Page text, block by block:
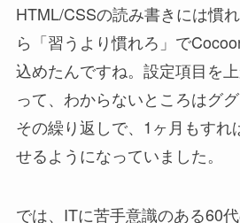
HTML/CSSの読み書きには慣
ら「習うより慣れろ」で
込めたんですね。設定項目を
って、わからないところはググ
その繰り返しで、1ヶ月もすれ
せるようになっていました。
では、ITに苦手意識のある60